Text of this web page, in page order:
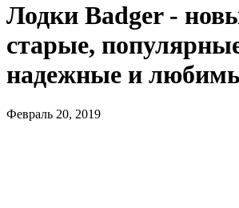
Лодки Badger -
старые,
надежные и
Февраль 20, 2019